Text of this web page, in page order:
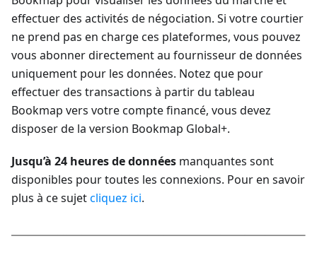
effectuer des activités de négociation. Si votre courtier
ne prend pas en charge ces plateformes, vous pouvez
vous abonner directement au fournisseur de données
uniquement pour les données. Notez que pour
effectuer des transactions à partir du tableau
Bookmap vers votre compte financé, vous devez
disposer de la version Bookmap Global+.
Jusqu’à 24 heures de données manquantes sont
disponibles pour toutes les connexions. Pour en savoir
plus à ce sujetcliquez ici.